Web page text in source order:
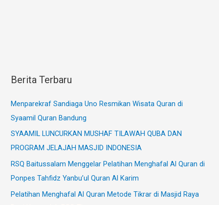
Berita Terbaru
Menparekraf Sandiaga Uno Resmikan Wisata Quran di
Syaamil Quran Bandung
SYAAMIL LUNCURKAN MUSHAF TILAWAH QUBA DAN
PROGRAM JELAJAH MASJID INDONESIA
RSQ Baitussalam Menggelar Pelatihan Menghafal Al Quran di
Ponpes Tahfidz Yanbu’ul Quran Al Karim
Pelatihan Menghafal Al Quran Metode Tikrar di Masjid Raya